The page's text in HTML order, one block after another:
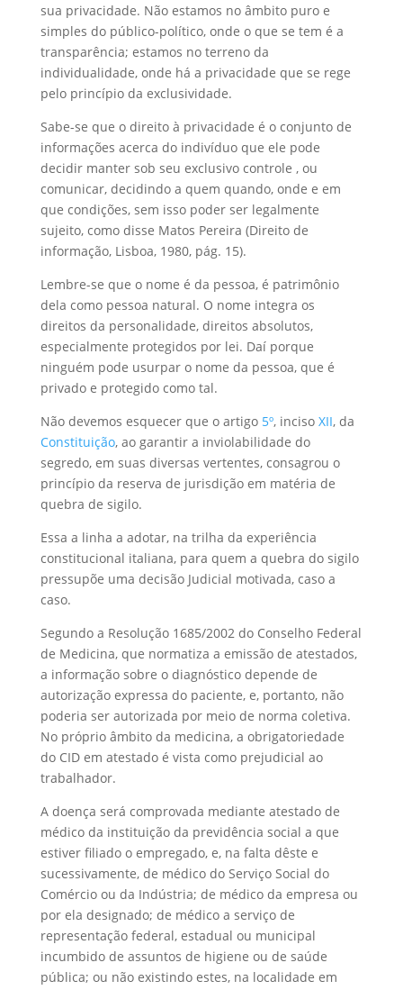
sua privacidade. Não estamos no âmbito puro e
simples do público-político, onde o que se tem é a
transparência; estamos no terreno da
individualidade, onde há a privacidade que se rege
pelo princípio da exclusividade.
Sabe-se que o direito à privacidade é o conjunto de
informações acerca do indivíduo que ele pode
decidir manter sob seu exclusivo controle , ou
comunicar, decidindo a quem quando, onde e em
que condições, sem isso poder ser legalmente
sujeito, como disse Matos Pereira (Direito de
informação, Lisboa, 1980, pág. 15).
Lembre-se que o nome é da pessoa, é patrimônio
dela como pessoa natural. O nome integra os
direitos da personalidade, direitos absolutos,
especialmente protegidos por lei. Daí porque
ninguém pode usurpar o nome da pessoa, que é
privado e protegido como tal.
Não devemos esquecer que o artigo 5º, inciso XII, da
Constituição, ao garantir a inviolabilidade do
segredo, em suas diversas vertentes, consagrou o
princípio da reserva de jurisdição em matéria de
quebra de sigilo.
Essa a linha a adotar, na trilha da experiência
constitucional italiana, para quem a quebra do sigilo
pressupõe uma decisão Judicial motivada, caso a
caso.
Segundo a Resolução 1685/2002 do Conselho Federal
de Medicina, que normatiza a emissão de atestados,
a informação sobre o diagnóstico depende de
autorização expressa do paciente, e, portanto, não
poderia ser autorizada por meio de norma coletiva.
No próprio âmbito da medicina, a obrigatoriedade
do CID em atestado é vista como prejudicial ao
trabalhador.
A doença será comprovada mediante atestado de
médico da instituição da previdência social a que
estiver filiado o empregado, e, na falta dêste e
sucessivamente, de médico do Serviço Social do
Comércio ou da Indústria; de médico da empresa ou
por ela designado; de médico a serviço de
representação federal, estadual ou municipal
incumbido de assuntos de higiene ou de saúde
pública; ou não existindo estes, na localidade em